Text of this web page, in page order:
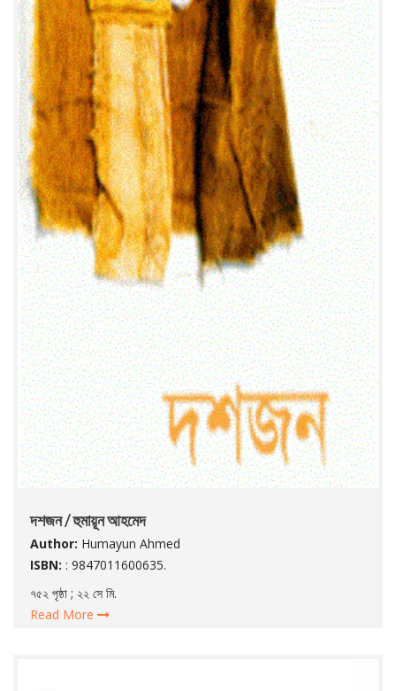
দশজন / হুমায়ূন আহমেদ
Author: Humayun Ahmed
ISBN: : 9847011600635.
৭৫২ পৃষ্ঠা ; ২২ সে মি.
Read More